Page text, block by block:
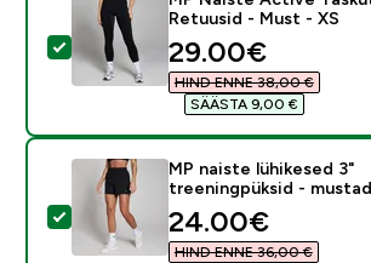
Vali see toode - MP Naiste
Retuusid - Must - XS
discounted
29.00€‎
HIND ENNE 38,00 €‎
SÄÄSTA 9,00 €‎
Vali see toode - MP naiste
MP naiste lühikesed 3"
treeningpüksid -
discounted
24.00€‎
HIND ENNE 36,00 €‎